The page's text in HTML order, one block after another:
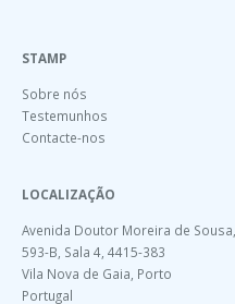
STAMP
Sobre nós
Testemunhos
Contacte-nos
LOCALIZAÇÃO
Avenida Doutor Moreira de Sousa,
593-B, Sala 4, 4415-383
Vila Nova de Gaia, Porto
Portugal